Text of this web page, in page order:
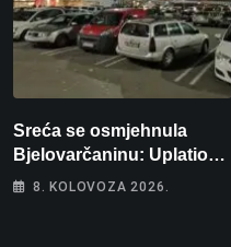
Sreća se osmjehnula
Bjelovarčaninu: Uplatio
samo 4 eura, a osvojio
8. KOLOVOZA 2026.